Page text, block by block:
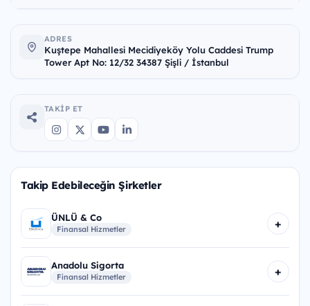
ADRES
Kuştepe Mahallesi Mecidiyeköy Yolu Caddesi Trump
Tower Apt No: 12/32 34387 Şişli / İstanbul
TAKIP ET
Takip Edebileceğin Şirketler
ÜNLÜ & Co
Finansal Hizmetler +
Anadolu Sigorta
Finansal Hizmetler +